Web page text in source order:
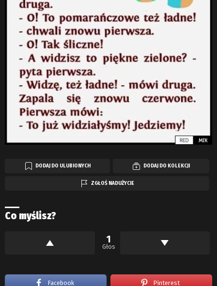
DODAJ DO ULUBIONYCH DODAJ DO KOLEKCJI
ZGŁOŚ NADUŻYCIE
Co myślisz?
1
Głos
Facebook Pinterest